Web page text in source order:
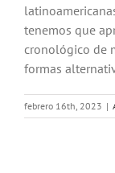
tenemos que
cronológico de
formas
febrero 16th, 2023 |